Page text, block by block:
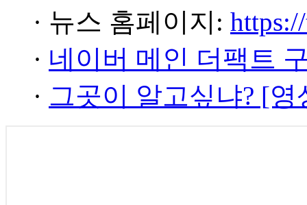
· 뉴스 홈페이지:
· 네이버 메인 더팩트
· 그곳이 알고싶냐? [